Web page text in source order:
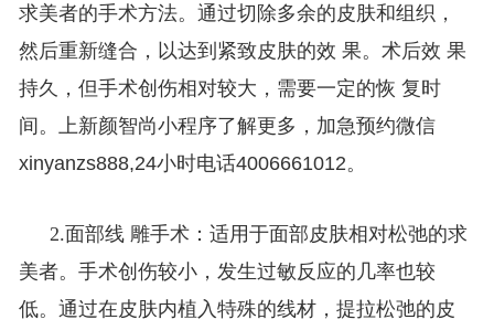
求美者的手术方法。通过切除多余的皮肤和组织，
然后重新缝合，以达到紧致皮肤的效 果。术后效 果
持久，但手术创伤相对较大，需要一定的恢 复时
间。上新颜智尚小程序了解更多，加急预约微信
xinyanzs888,24小时电话4006661012。
2.面部线 雕手术：适用于面部皮肤相对松弛的求
美者。手术创伤较小，发生过敏反应的几率也较
低。通过在皮肤内植入特殊的线材，提拉松弛的皮